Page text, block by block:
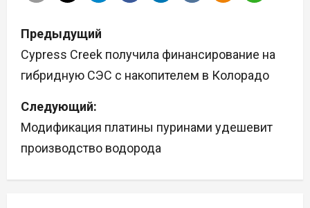
Н
а
в
и
г
Предыдущий
Cypress Creek получила финансирование на
гибридную СЭС с накопителем в Колорадо
Следующий:
Модификация платины пуринами удешевит
производство водорода